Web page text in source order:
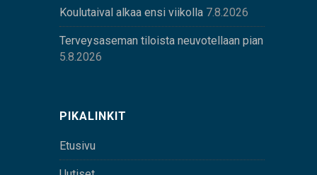
Koulutaival alkaa ensi viikolla 7.8.2026
Terveysaseman tiloista neuvotellaan pian
5.8.2026
PIKALINKIT
Etusivu